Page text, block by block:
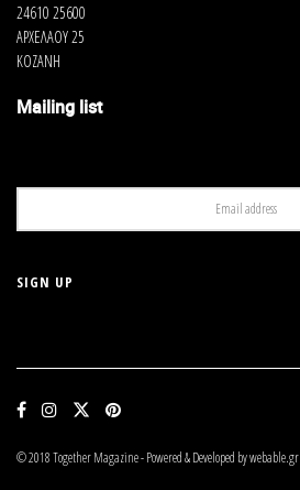
24610 25600
ΑΡΧΕΛΑΟΥ 25
ΚΟΖΑΝΗ
Mailing list
© 2018 Together Magazine - Powered & Developed by webable.gr